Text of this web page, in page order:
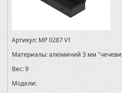
Артикул: MP 0287 V1
Материалы:алюминий 3 мм
Вес:9
Модели: